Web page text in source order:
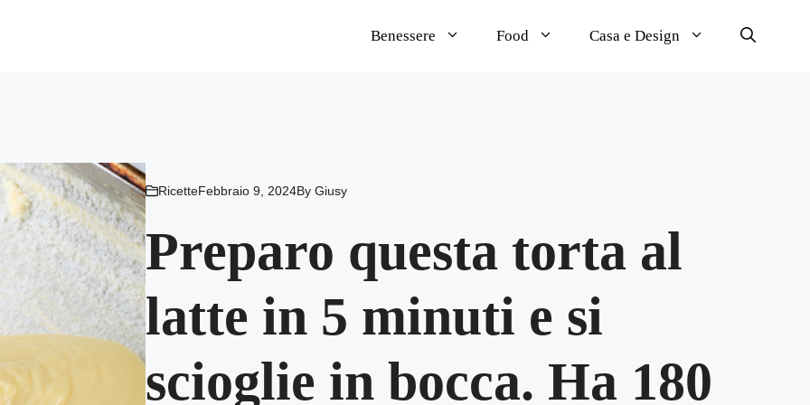
Benessere Food Casa e Design
RicetteFebbraio 9, 2024By Giusy
Preparo questa torta al
latte in 5 minuti e si
scioglie in bocca. Ha 180